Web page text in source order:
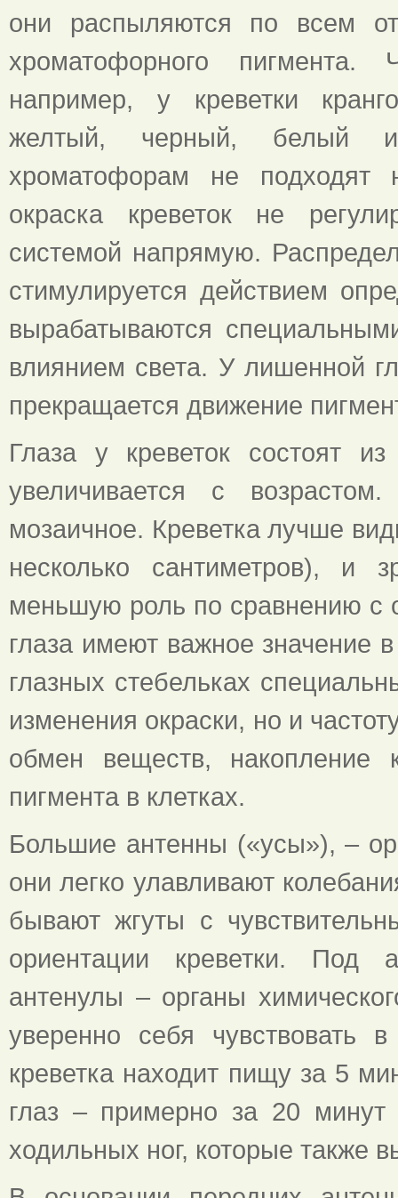
они распыляются по всем
хроматофорного пигмента.
например, у креветки
желтый, черный, белый
хроматофорам не подходят
окраска креветок не
системой напрямую.
стимулируется действием
вырабатываются
влиянием света. У лишенной
прекращается движение
Глаза у креветок состоят
увеличивается с
мозаичное. Креветка лучше
несколько сантиметров), и
меньшую роль по сравнению с
глаза имеют важное значение
глазных стебельках
изменения окраски, но и
обмен веществ, накопление
пигмента в клетках.
Большие антенны («усы»), –
они легко улавливают
бывают жгуты с
ориентации креветки. Под
антенулы – органы
уверенно себя чувствовать
креветка находит пищу за 5
глаз – примерно за 20
ходильных ног, которые также